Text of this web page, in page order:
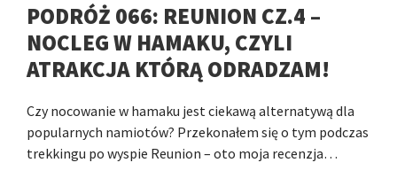
PODRÓŻ 066: REUNION CZ.4 –
NOCLEG W HAMAKU, CZYLI
ATRAKCJA KTÓRĄ ODRADZAM!
Czy nocowanie w hamaku jest ciekawą alternatywą dla
popularnych namiotów? Przekonałem się o tym podczas
trekkingu po wyspie Reunion – oto moja recenzja…